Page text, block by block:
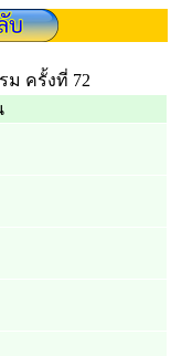
ม ครั้งที่ 72